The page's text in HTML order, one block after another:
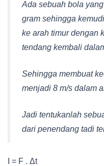
Ada sebuah bola
gram sehingga
ke arah timur dengan
tendang kembali
Sehingga membuat
menjadi 8 m/s dalam
Jadi tentukanlah
dari penendang tadi
I = F . Δt